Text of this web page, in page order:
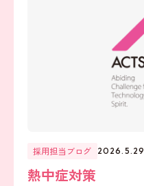
採用担当ブログ 2026.5.29
熱中症対策